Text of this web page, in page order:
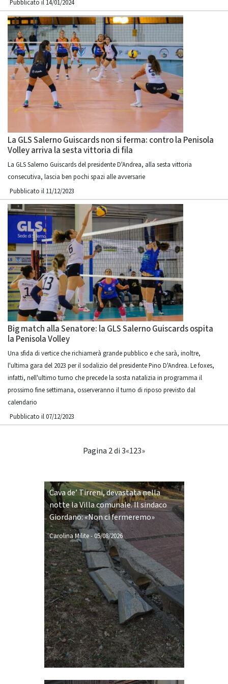
Pubblicato il 14/01/2024
La GLS Salerno Guiscards non si ferma: contro la Penisola
Volley arriva la sesta vittoria di fila
La GLS Salerno Guiscards del presidente D'Andrea, alla sesta vittoria
consecutiva, lascia ben pochi spazi alle avversarie
Pubblicato il 11/12/2023
Big match alla Senatore: la GLS Salerno Guiscards ospita
la Penisola Volley
Una sfida di vertice che richiamerà grande pubblico e che sarà, inoltre,
l'ultima gara del 2023 per il sodalizio del presidente Pino D'Andrea. Le foxes,
infatti, nell'ultimo turno che precede la sosta natalizia in programma il
prossimo fine settimana, osserveranno il turno di riposo previsto dal
calendario
Pubblicato il 07/12/2023
Pagina 2 di 3«123»
Cava de’ Tirreni, devastata nella
notte la Villa comunale. Il sindaco
Giordano: «Non ci fermeremo»
Carolina Milite- 05/08/2026